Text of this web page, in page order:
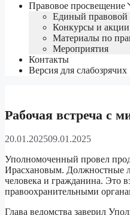
Правовое просвещение
Единый правовой
Конкурсы и акции
Материалы по
Мероприятия
Контакты
Версия для слабозрячих
Рабочая встреча с
20.01.202509.01.2025
Уполномоченный провел
Ирасхановым. Должностные
человека и гражданина. Это
правоохранительными
Глава ведомства заверил